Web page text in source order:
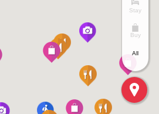
Stay
Buy
All